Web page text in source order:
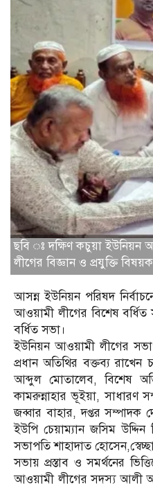
ছবি ঃ দক্ষিণ কচুয়া ইউনিয়ন
লীগের বিজ্ঞান ও প্রযুক্তি
আসন্ন ইউনিয়ন পরিষদ
আওয়ামী লীগের বিশেষ বর্ধিত
বর্ধিত সভা।
ইউনিয়ন আওয়ামী লীগের
প্রধান অতিথির বক্তব্য
আব্দুল মোতালেব, বিশেষ
কামরুন্নাহার ভূইয়া,
জব্বার বাহার, দপ্তর সম্পাদক
ইউপি চেয়াম্যান জসিম
সভাপতি শাহাদাত
সভায় প্রস্তাব ও সমর্থনের
আওয়ামী লীগের সদস্য আলী